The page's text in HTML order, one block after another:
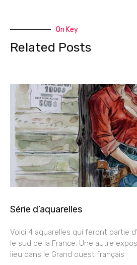
On Key
Related Posts
Série d’aquarelles
Voici 4 aquarelles qui feront partie
le sud de la France. Une autre
lieu dans le Grand ouest français